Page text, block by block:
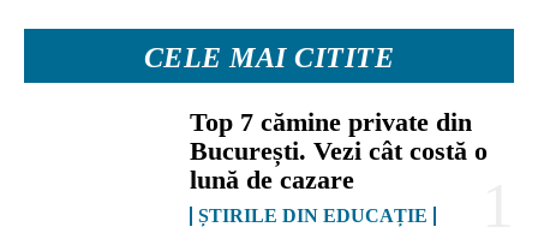
CELE MAI CITITE
Top 7 cămine private din
București. Vezi cât costă o
lună de cazare
ȘTIRILE DIN EDUCAȚIE